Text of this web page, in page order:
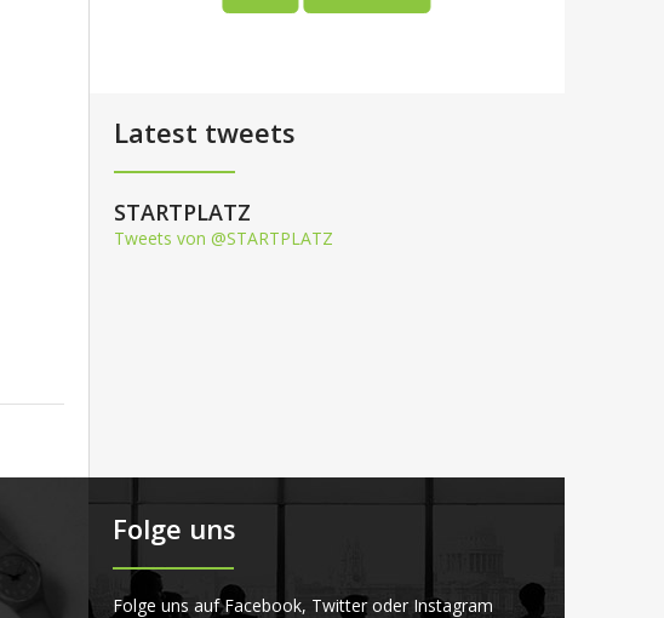
Latest tweets
STARTPLATZ
Tweets von @STARTPLATZ
Folge uns
Folge uns auf Facebook, Twitter oder Instagram